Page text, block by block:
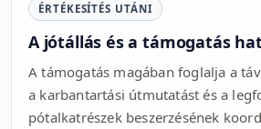
ÉRTÉKESÍTÉS UTÁNI
A jótállás és a támogatás
A támogatás magában foglalja a
a karbantartási útmutatást és a
pótalkatrészek beszerzésének